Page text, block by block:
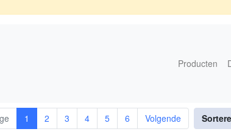
Producten
1 2 3 4 5 6 Volgende